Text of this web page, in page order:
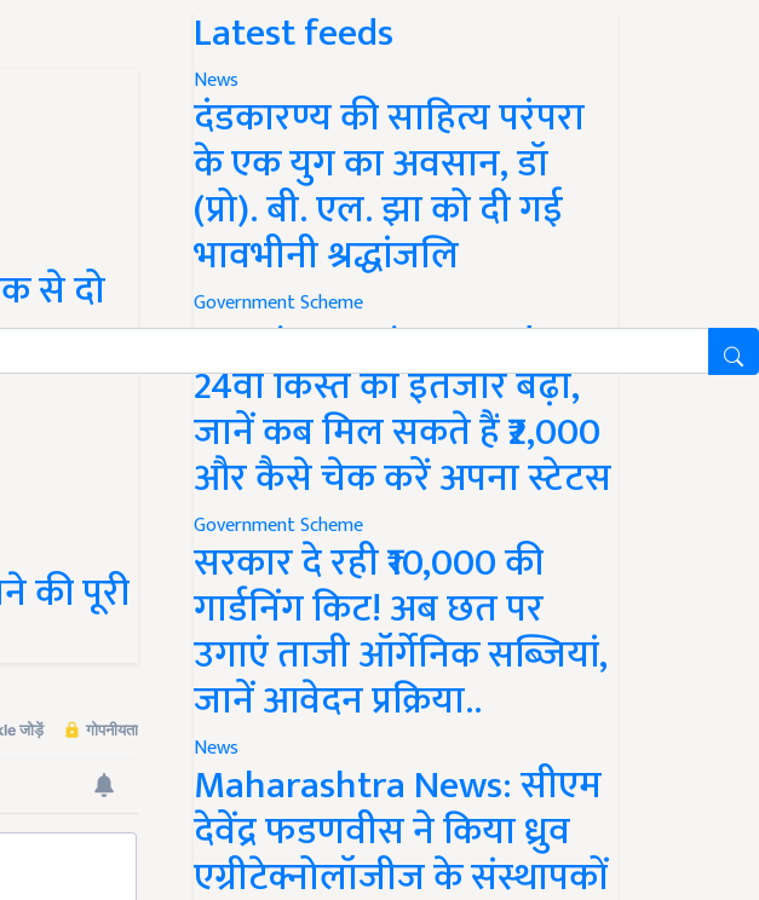
से दो
की पूरी
Latest feeds
News
दंडकारण्य की साहित्य परंपरा
के एक युग का अवसान, डॉ
(प्रो). बी. एल. झा को दी गई
भावभीनी श्रद्धांजलि
Government Scheme
PM Kisan Yojana Update:
24वीं किस्त का इंतजार बढ़ा,
जानें कब मिल सकते हैं ₹2,000
और कैसे चेक करें अपना स्टेटस
Government Scheme
सरकार दे रही ₹10,000 की
गार्डनिंग किट! अब छत पर
उगाएं ताजी ऑर्गेनिक सब्जियां,
जानें आवेदन प्रक्रिया..
News
Maharashtra News: सीएम
देवेंद्र फडणवीस ने किया ध्रुव
एग्रीटेक्नोलॉजीज के संस्थापकों